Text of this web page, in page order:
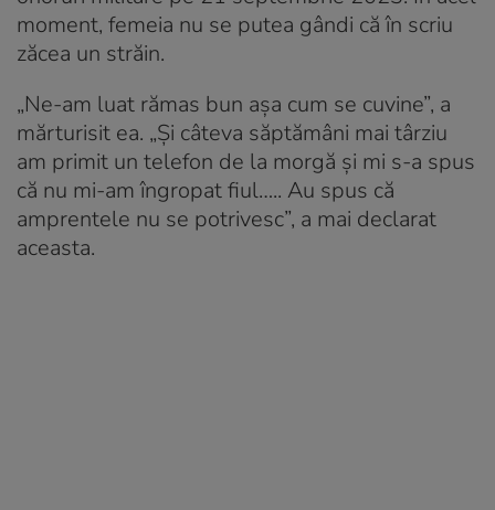
moment, femeia nu se putea gândi că în scriu
zăcea un străin.
„Ne-am luat rămas bun așa cum se cuvine”, a
mărturisit ea. „Și câteva săptămâni mai târziu
am primit un telefon de la morgă și mi s-a spus
că nu mi-am îngropat fiul….. Au spus că
amprentele nu se potrivesc”, a mai declarat
aceasta.